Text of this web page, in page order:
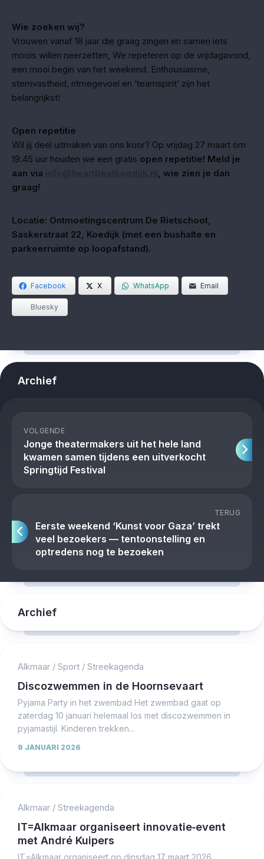
Wie zoeken wij?
Vrouwen vanaf 18 jaar die graag zingen en samen iets
moois willen neerzetten, We repeteren op de vrijdagavond,
een mooi begin van het weekend. Enthousiasme,
stemvastheid, ritmegevoel en ‘teamspirit’ zijn het
belangrijkst!
Open repetitie
Wil jij deel uitmaken van ons koor? Op vrijdag 27 maart om
19.45 uur houden we een gratis open repetitie! Meld je
aan via
, wie zien je dan
graag!
Locatie: Ontmoetingscentrum De Rietschoot,
Saskerstraat 22, Koedijk (met een bushalte en
parkeerruimte op loopafstand).
Facebook X WhatsApp Email
Bluesky
Archief
VOLGENDE
Jonge theatermakers uit het hele land
kwamen samen tijdens een uitverkocht
Springtijd Festival
TERUG
Eerste weekend ‘Kunst voor Gaza’ trekt
veel bezoekers — tentoonstelling en
optredens nog te bezoeken
Archief
Alkmaar / Sport / Streekagenda
Discozwemmen in de Hoornsevaart
Pyjama Party in het zwembad Het zwembad gaat op
zaterdag 10 januari helemaal los met discozwemmen in
pyjamastijl. Kinderen trekken...
9 JANUARI 2026
Alkmaar / Streekagenda
IT=Alkmaar organiseert innovatie‑event
met André Kuipers